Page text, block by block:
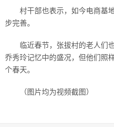
村干部也表示，如今电商基
步完善。
临近春节，张拔村的老人们
乔秀玲记忆中的盛况，但他们照
个春天。
（图片均为视频截图）